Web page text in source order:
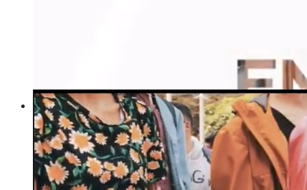
CUANDO LAS SOMBRAS SE ASOMAN
POR LA VENTANA